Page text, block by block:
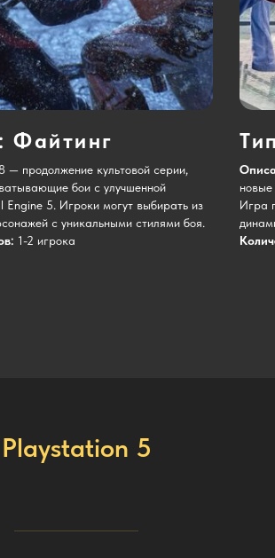
Файтинг
— продолжение культовой серии,
бои с улучшенной
Engine 5. Игроки могут выбирать из
с уникальными стилями боя.
1-2 игрока
Игра
Playstation 5